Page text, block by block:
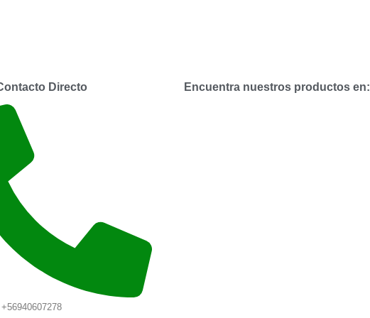
Directo Encuentra nuestros productos en: